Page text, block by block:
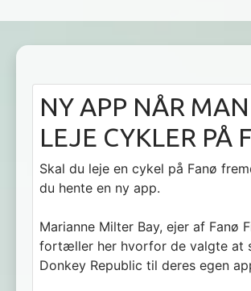
NY APP NÅR
LEJE CYKLER PÅ
Skal du leje en cykel på Fanø
du hente en ny app.
Marianne Milter Bay, ejer af Fanø
fortæller her hvorfor de valgte at
Donkey Republic til deres egen